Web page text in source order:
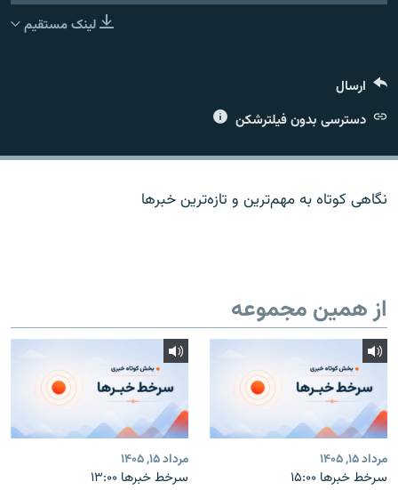
لینک مستقیم
ارسال
دسترسی بدون فیلترشکن
نگاهی کوتاه به مهم‌ترين و تازه‌ترين خبرها
از همین مجموعه
مرداد ۱۵, ۱۴۰۵
سرخط خبرها ۱۵:۰۰
مرداد ۱۵, ۱۴۰۵
سرخط خبرها ۱۳:۰۰